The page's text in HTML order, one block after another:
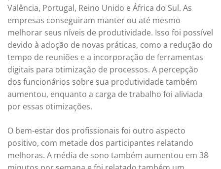
Valência, Portugal, Reino Unido e África do Sul. As
empresas conseguiram manter ou até mesmo
melhorar seus níveis de produtividade. Isso foi possível
devido à adoção de novas práticas, como a redução do
tempo de reuniões e a incorporação de ferramentas
digitais para otimização de processos. A percepção
dos funcionários sobre sua produtividade também
aumentou, enquanto a carga de trabalho foi aliviada
por essas otimizações.
O bem-estar dos profissionais foi outro aspecto
positivo, com metade dos participantes relatando
melhoras. A média de sono também aumentou em 38